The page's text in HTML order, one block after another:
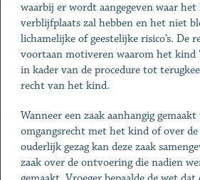
waarbij er wordt aangegeven waar
verblijfplaats zal hebben en het niet
lichamelijke of geestelijke risico’s. De
voortaan motiveren waarom het kind
in kader van de procedure tot
recht van het kind.
Wanneer een zaak aanhangig
omgangsrecht met het kind of over
ouderlijk gezag kan deze zaak
zaak over de ontvoering die nadien